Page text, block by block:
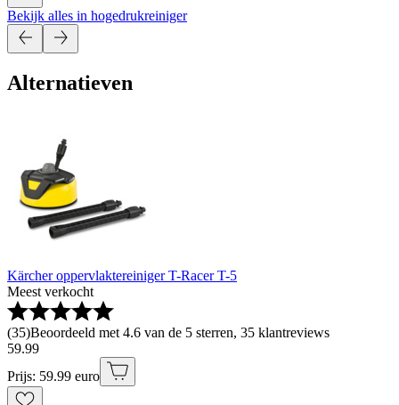
Bekijk alles in hogedrukreiniger
Alternatieven
Kärcher oppervlaktereiniger T-Racer T-5
Meest verkocht
(35)Beoordeeld met 4.6 van de 5 sterren, 35 klantreviews
59.99
Prijs: 59.99 euro